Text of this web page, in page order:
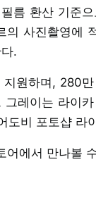
름 환산 기준
사진촬영에
.
원하며, 280
레이는 라이
도비 포토샵 라
어에서 만나볼